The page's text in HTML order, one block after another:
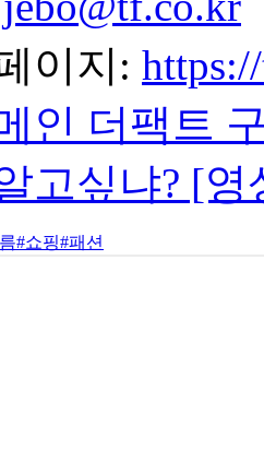
이지:
인 더팩트
고싶냐? [
#쇼핑#패션